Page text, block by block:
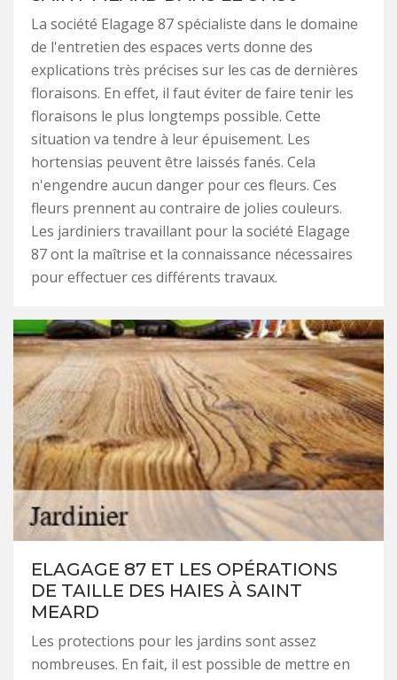
La société Elagage 87 spécialiste dans le domaine
de l'entretien des espaces verts donne des
explications très précises sur les cas de dernières
floraisons. En effet, il faut éviter de faire tenir les
floraisons le plus longtemps possible. Cette
situation va tendre à leur épuisement. Les
hortensias peuvent être laissés fanés. Cela
n'engendre aucun danger pour ces fleurs. Ces
fleurs prennent au contraire de jolies couleurs.
Les jardiniers travaillant pour la société Elagage
87 ont la maîtrise et la connaissance nécessaires
pour effectuer ces différents travaux.
ELAGAGE 87 ET LES OPÉRATIONS
DE TAILLE DES HAIES À SAINT
MEARD
Les protections pour les jardins sont assez
nombreuses. En fait, il est possible de mettre en